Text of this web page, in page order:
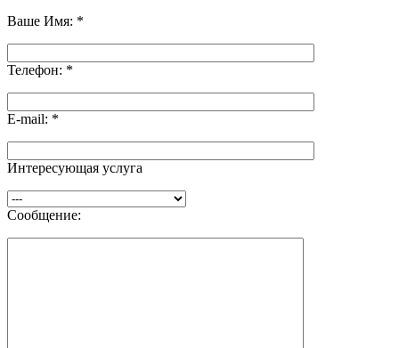
Ваше Имя: *
Телефон: *
E-mail: *
Интересующая услуга
Сообщение: